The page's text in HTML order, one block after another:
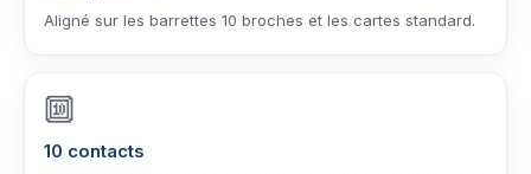
Aligné sur les barrettes 10 broches et les cartes standard.
🔟
10 contacts